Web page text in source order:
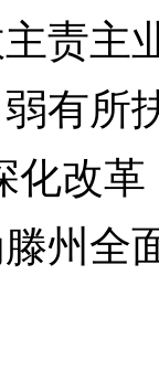
责主
有所
化改
州全